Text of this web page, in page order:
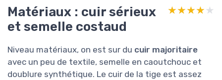
Matériaux : cuir sérieux
et semelle costaud
★★★★★
★★★★★
Niveau matériaux, on est sur du cuir majoritaire
avec un peu de textile, semelle en caoutchouc et
doublure synthétique. Le cuir de la tige est assez